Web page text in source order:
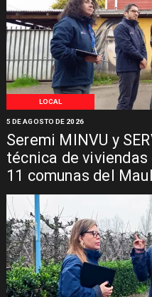
LOCAL
Seremi MINVU y
técnica de viviendas
11 comunas del
5 DE AGOSTO DE 2026